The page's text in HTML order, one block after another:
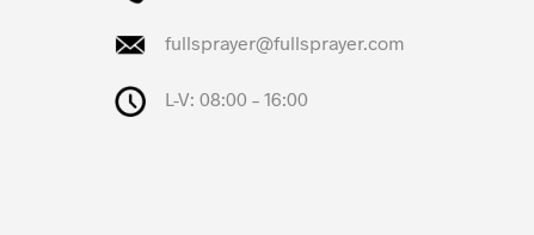
fullsprayer@fullsprayer.com
L-V: 08:00 – 16:00